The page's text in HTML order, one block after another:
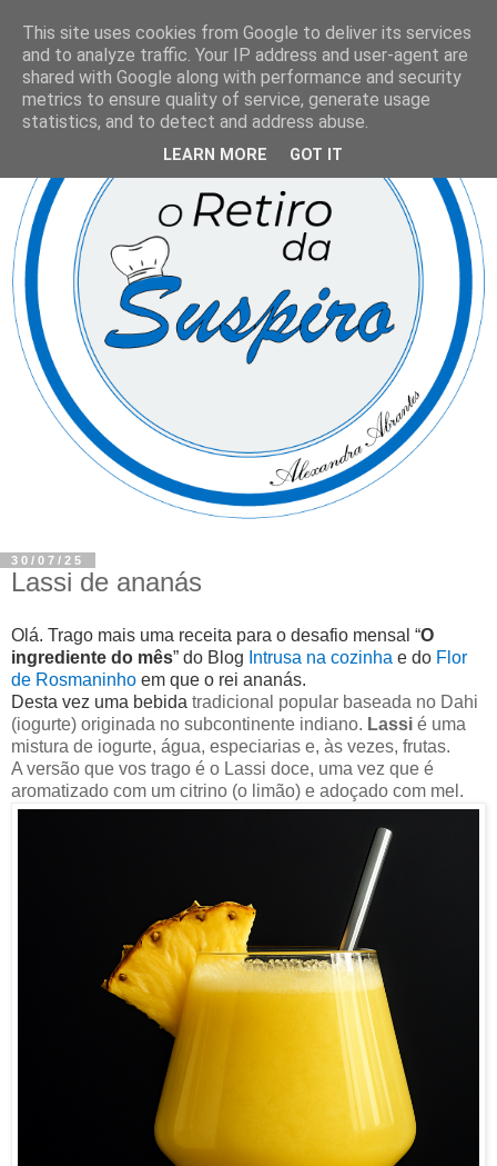
30/07/25
Lassi de ananás
Olá. Trago mais uma receita para o desafio mensal “O
ingrediente do mês” do Blog Intrusa na cozinha e do Flor
de Rosmaninho em que o rei ananás.
Desta vez uma bebida tradicional popular baseada no Dahi
(iogurte) originada no subcontinente indiano. Lassi é uma
mistura de iogurte, água, especiarias e, às vezes, frutas.
A versão que vos trago é o Lassi doce, uma vez que é
aromatizado com um citrino (o limão) e adoçado com mel.
This site uses cookies from Google to deliver its services
and to analyze traffic. Your IP address and user-agent are
shared with Google along with performance and security
metrics to ensure quality of service, generate usage
statistics, and to detect and address abuse.
LEARN MORE GOT IT